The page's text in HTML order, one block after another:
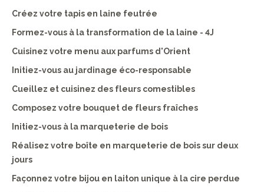
Créez votre tapis en laine feutrée
Formez-vous à la transformation de la laine - 4J
Cuisinez votre menu aux parfums d'Orient
Initiez-vous au jardinage éco-responsable
Cueillez et cuisinez des fleurs comestibles
Composez votre bouquet de fleurs fraîches
Initiez-vous à la marqueterie de bois
Réalisez votre boîte en marqueterie de bois sur deux
jours
Façonnez votre bijou en laiton unique à la cire perdue